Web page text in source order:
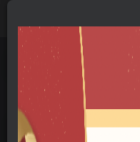
首页 A-三维模型
现代曲线景观游客中